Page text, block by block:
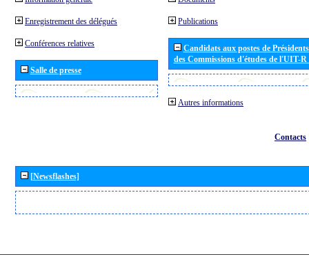
Enregistrement des délégués
Conférences relatives
Salle de presse
Publications
Candidats aux postes de
des Commissions d'études de l'UIT-
Autres informations
Contacts
[Newsflashes]